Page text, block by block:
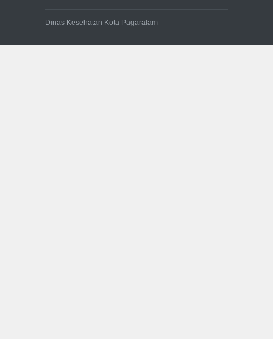
Dinas Kesehatan Kota Pagaralam